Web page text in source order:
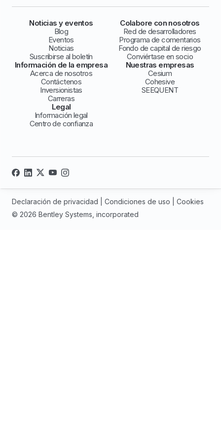
Noticias y eventos
Blog
Eventos
Noticias
Suscribirse al boletín
Colabore con nosotros
Red de desarrolladores
Programa de comentarios
Fondo de capital de riesgo
Conviértase en socio
Información de la empresa
Acerca de nosotros
Contáctenos
Inversionistas
Carreras
Nuestras empresas
Cesium
Cohesive
SEEQUENT
Legal
Información legal
Centro de confianza
© 2026 Bentley Systems, incorporated
Declaración de privacidad Condiciones de uso Cookies